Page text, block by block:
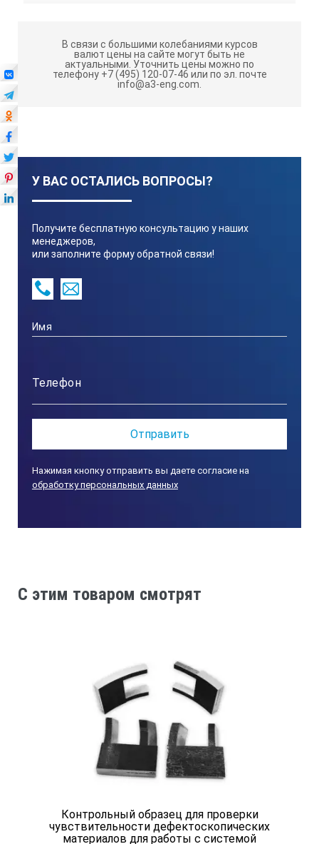
В связи с большими колебаниями курсов
валют цены на сайте могут быть не
актуальными. Уточнить цены можно по
телефону +7 (495) 120-07-46 или по эл. почте
info@a3-eng.com.
У ВАС ОСТАЛИСЬ ВОПРОСЫ?
Получите бесплатную консультацию у наших
менеджеров,
или заполните форму обратной связи!
Нажимая кнопку отправить вы даете согласие на
обработку персональных данных
C этим товаром смотрят
Контрольный образец для проверки
чувствительности дефектоскопических
материалов для работы с системой